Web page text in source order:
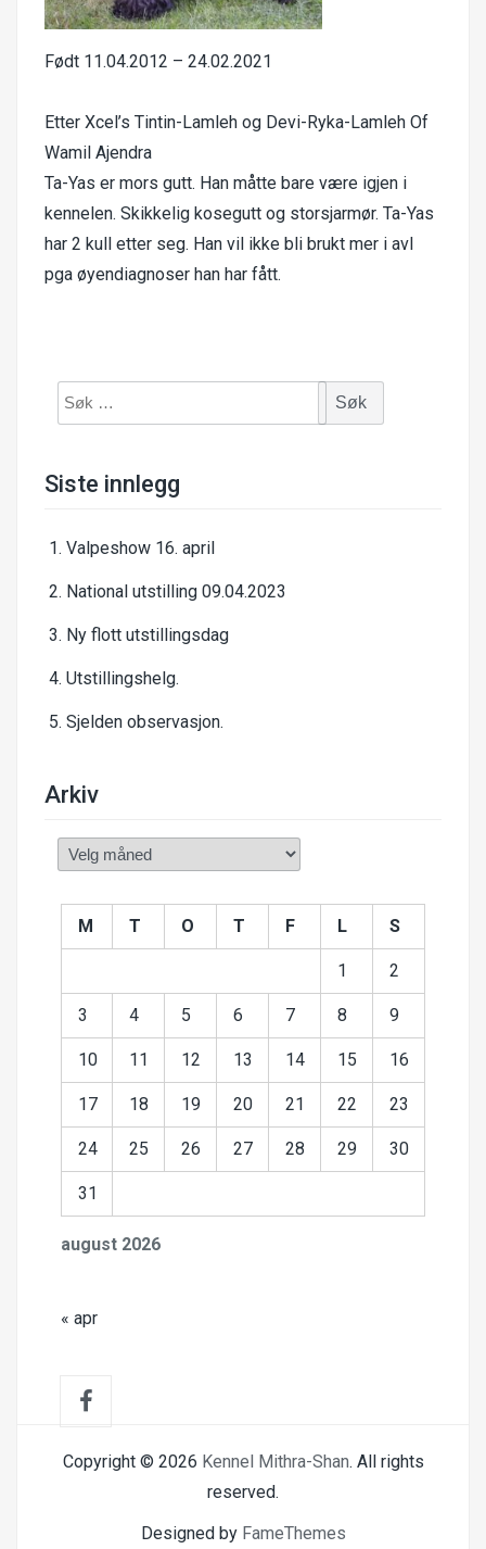
Født 11.04.2012 – 24.02.2021
Etter Xcel’s Tintin-Lamleh og Devi-Ryka-Lamleh Of
Wamil Ajendra
Ta-Yas er mors gutt. Han måtte bare være igjen i
kennelen. Skikkelig kosegutt og storsjarmør. Ta-Yas
har 2 kull etter seg. Han vil ikke bli brukt mer i avl
pga øyendiagnoser han har fått.
Søk
etter:
Siste innlegg
Valpeshow 16. april
National utstilling 09.04.2023
Ny flott utstillingsdag
Utstillingshelg.
Sjelden observasjon.
Arkiv
Arkiv
august 2026
M T O T F L S
1 2
3 4 5 6 7 8 9
10 11 12 13 14 15 16
17 18 19 20 21 22 23
24 25 26 27 28 29 30
31
« apr
Copyright © 2026 Kennel Mithra-Shan. All rights
reserved.
Designed by FameThemes